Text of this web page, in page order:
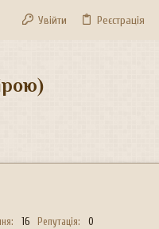
Увійти Реєстрація
16 Репутація 0